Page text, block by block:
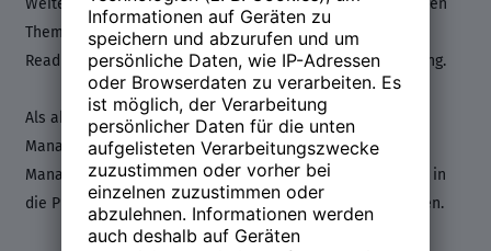
Weitere Forschungs- und Arbeitsschwerpunkte liegen in den
Themenbereichen Servant- und Humble-Leadership,
Readiness for Change, Psychological Safety sowie Listening.
Als aktives Mitglied des Center for Evidence Based
Management (CEBMa) trägt er dazu bei, Erkenntnisse der
Managementforschung und der Organisationspsychologie in
die Praxis zu überführen und in Unternehmen zu etablieren.